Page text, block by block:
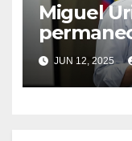
Miguel
parte
Santa Fe
JUN 12, 2025